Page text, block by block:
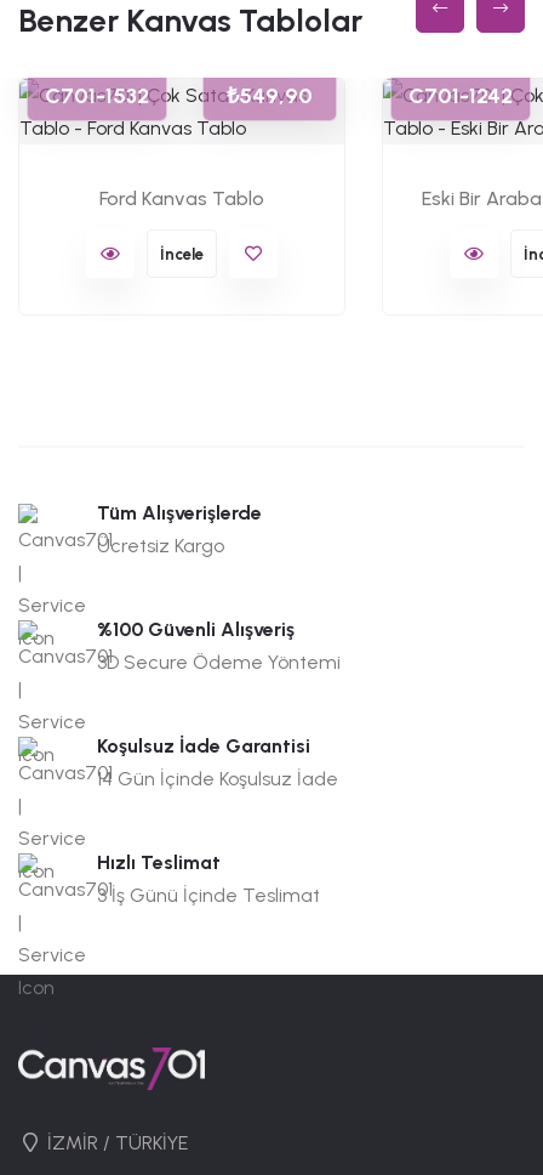
Benzer Kanvas Tablolar
C701-1532 ₺549,90
Ford Kanvas Tablo
İncele
C701-1242
Eski Bir
Tüm Alışverişlerde
Ücretsiz Kargo
%100 Güvenli Alışveriş
3D Secure Ödeme Yöntemi
Koşulsuz İade Garantisi
14 Gün İçinde Koşulsuz İade
Hızlı Teslimat
3 İş Günü İçinde Teslimat
İZMİR / TÜRKİYE